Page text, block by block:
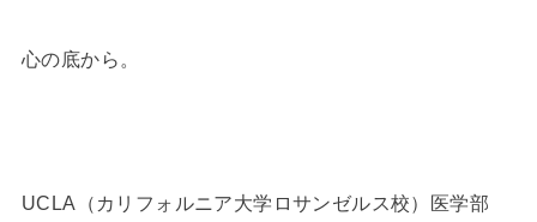
心の底から。
UCLA（カリフォルニア大学ロサンゼルス校）医学部